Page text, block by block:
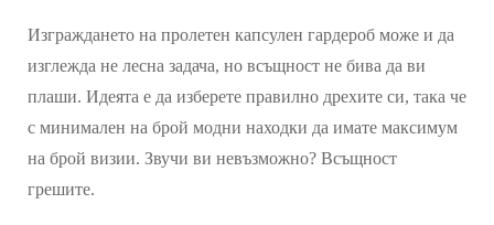
Изграждането на пролетен капсулен гардероб може и да
изглежда не лесна задача, но всъщност не бива да ви
плаши. Идеята е да изберете правилно дрехите си, така че
с минимален на брой модни находки да имате максимум
на брой визии. Звучи ви невъзможно? Всъщност
грешите.